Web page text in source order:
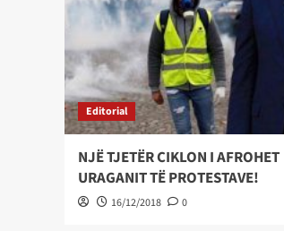
Editorial
NJË TJETËR CIKLON I AFROHET
URAGANIT TË PROTESTAVE!
16/12/2018 0